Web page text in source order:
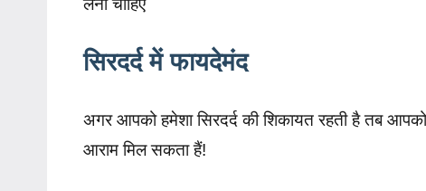
लेना चाहिए
सिरदर्द में फायदेमंद
अगर आपको हमेशा सिरदर्द की शिकायत रहती है तब
आराम मिल सकता हैं!